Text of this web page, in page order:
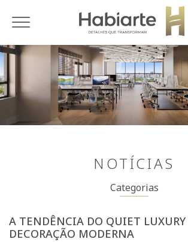
NOTÍCIAS
Categorias
A TENDÊNCIA DO QUIET
DECORAÇÃO MODERNA